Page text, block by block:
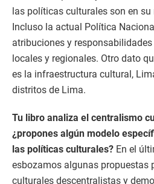
las políticas culturales son en
Incluso la actual Política
atribuciones y
locales y regionales. Otro dato
es la infraestructura cultural,
distritos de Lima.
Tu libro analiza el centralismo
¿propones algún modelo
las políticas culturales? En el
esbozamos algunas propuestas
culturales descentralistas y